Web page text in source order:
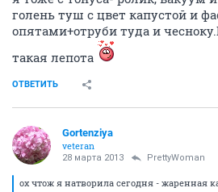
голень туш с цвет капустой и
опятами+отруби туда и
такая лепота
ОТВЕТИТЬ
Gortenziya
veteran
28 марта 2013 PrettyWoman
ох чтож я натворила сегодня - жаренная